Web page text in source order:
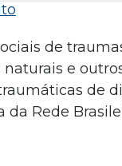
de
e
de
Rede